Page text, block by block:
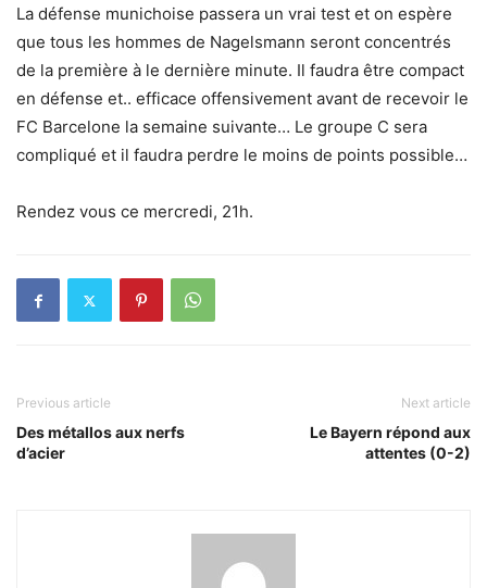
La défense munichoise passera un vrai test et on espère
que tous les hommes de Nagelsmann seront concentrés
de la première à le dernière minute. Il faudra être compact
en défense et.. efficace offensivement avant de recevoir le
FC Barcelone la semaine suivante… Le groupe C sera
compliqué et il faudra perdre le moins de points possible…
Rendez vous ce mercredi, 21h.
Previous article
Des métallos aux nerfs
d’acier
Next article
Le Bayern répond aux
attentes (0-2)